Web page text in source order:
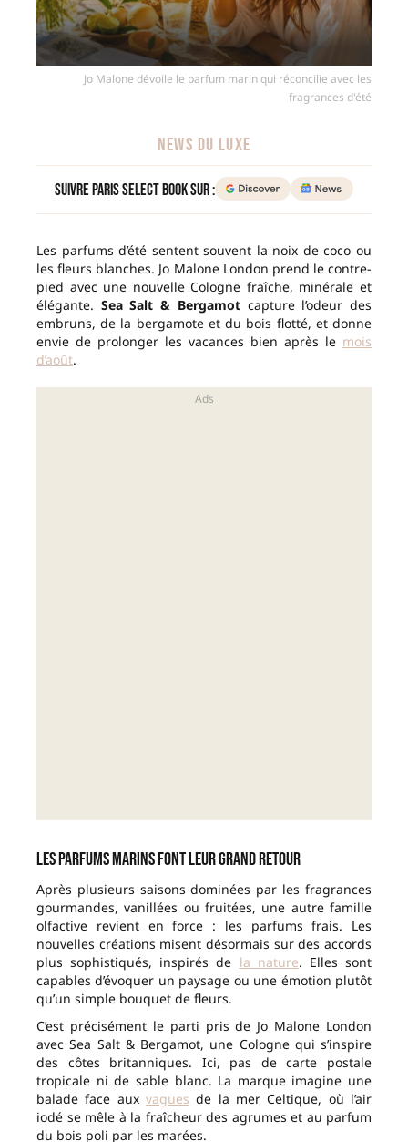
Jo Malone dévoile le parfum marin qui réconcilie avec les
fragrances d'été
NEWS DU LUXE
Suivre Paris Select Book sur :
Les parfums d’été sentent souvent la noix de coco ou
les fleurs blanches. Jo Malone London prend le contre-
pied avec une nouvelle Cologne fraîche, minérale et
élégante. Sea Salt & Bergamotcapture l’odeur des
embruns, de la bergamote et du bois flotté, et donne
envie de prolonger les vacances bien après le mois
d’août.
Les parfums marins font leur grand retour
Après plusieurs saisons dominées par les fragrances
gourmandes, vanillées ou fruitées, une autre famille
olfactive revient en force : les parfums frais. Les
nouvelles créations misent désormais sur des accords
plus sophistiqués, inspirés de la nature. Elles sont
capables d’évoquer un paysage ou une émotion plutôt
qu’un simple bouquet de fleurs.
C’est précisément le parti pris de Jo Malone London
avec Sea Salt & Bergamot, une Cologne qui s’inspire
des côtes britanniques. Ici, pas de carte postale
tropicale ni de sable blanc. La marque imagine une
balade face aux vagues de la mer Celtique, où l’air
iodé se mêle à la fraîcheur des agrumes et au parfum
du bois poli par les marées.